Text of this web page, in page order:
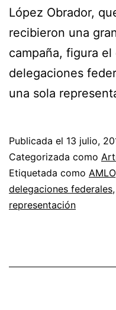
López Obrador,
recibieron una
campaña, figura
delegaciones
una sola
Publicada el 13 julio,
Categorizada como
Etiquetada como AMLO
delegaciones federales,
representación